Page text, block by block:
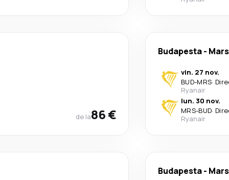
de la86 €
Budapesta-
vin. 27 nov.
BUD-MRS·
Ryanair
lun. 30 nov.
MRS-BUD·
Ryanair
Budapesta-